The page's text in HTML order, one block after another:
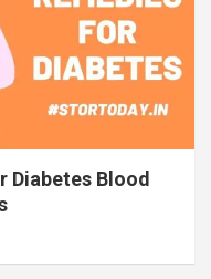
Diabetes Blood